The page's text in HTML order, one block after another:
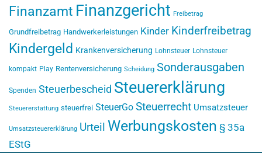
Finanzamt Finanzgericht Freibetrag
Grundfreibetrag Handwerkerleistungen Kinder Kinderfreibetrag
Kindergeld Krankenversicherung Lohnsteuer Lohnsteuer
kompakt Play Rentenversicherung Scheidung Sonderausgaben
Spenden Steuerbescheid Steuererklärung
Steuererstattung steuerfrei SteuerGo Steuerrecht Umsatzsteuer
Umsatzsteuererklärung Urteil Werbungskosten § 35a
EStG